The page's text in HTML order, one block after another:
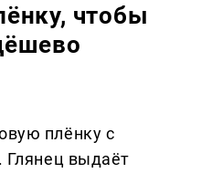
чтобы
плёнку с
Глянец выдаёт